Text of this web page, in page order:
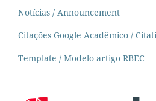
Notícias / Announcement
Citações Google Acadêmico /
Template / Modelo artigo RBEC